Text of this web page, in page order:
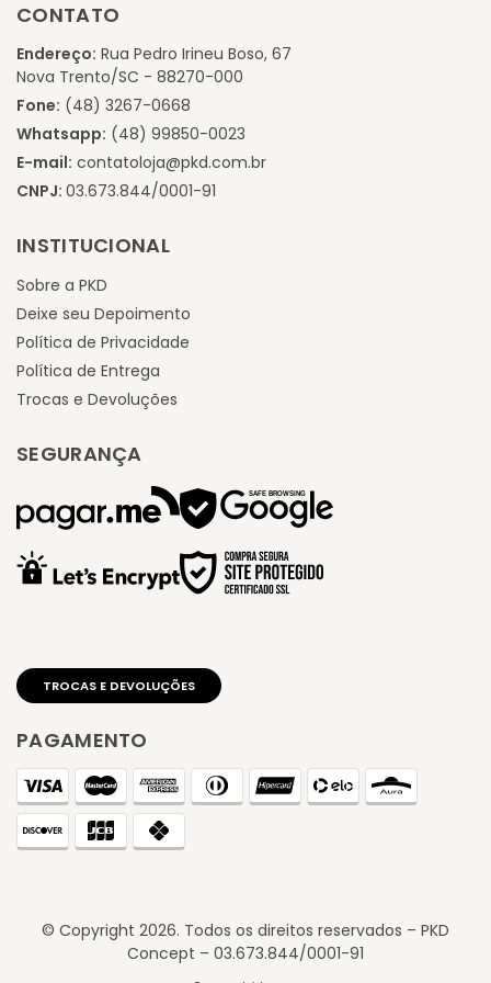
CONTATO
Endereço: Rua Pedro Irineu Boso, 67
Nova Trento/SC - 88270-000
Fone: (48) 3267-0668
Whatsapp: (48) 99850-0023
E-mail: contatoloja@pkd.com.br
CNPJ: 03.673.844/0001-91
INSTITUCIONAL
Sobre a PKD
Deixe seu Depoimento
Política de Privacidade
Política de Entrega
Trocas e Devoluções
SEGURANÇA
PAGAMENTO
© Copyright 2026. Todos os direitos reservados – PKD
Concept – 03.673.844/0001-91